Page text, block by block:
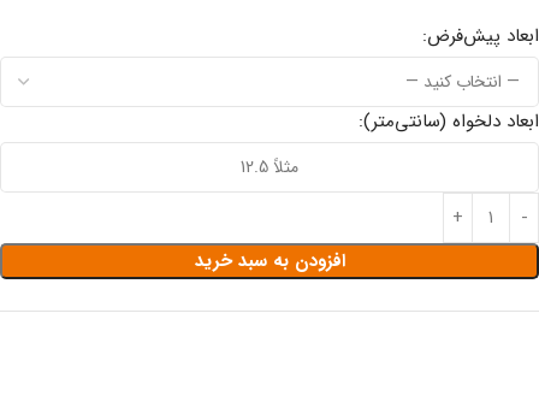
ابعاد پیش‌فرض:
ابعاد دلخواه (سانتی‌متر):
افزودن به سبد خرید